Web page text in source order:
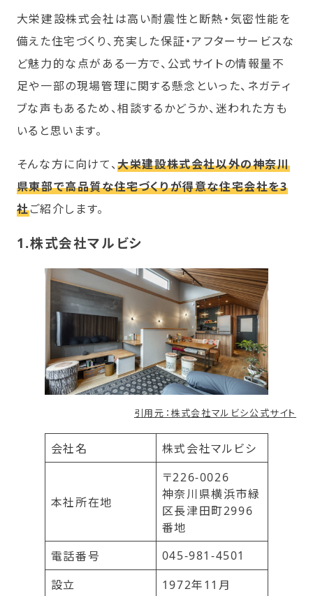
大栄建設株式会社は高い耐震性と断熱・気密性能を
備えた住宅づくり、充実した保証・アフターサービスな
ど魅力的な点がある一方で、公式サイトの情報量不
足や一部の現場管理に関する懸念といった、ネガティ
ブな声もあるため、相談するかどうか、迷われた方も
いると思います。
そんな方に向けて、大栄建設株式会社以外の神奈川
県東部で高品質な住宅づくりが得意な住宅会社を3
社ご紹介します。
1.株式会社マルビシ
引用元：株式会社マルビシ公式サイト
会社名 株式会社マルビシ
本社所在地
〒226-0026
神奈川県横浜市緑
区長津田町2996
番地
電話番号
045-981-4501
設立
1972年11月